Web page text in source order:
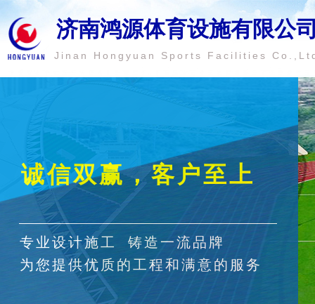
济南鸿源体育设施有限公
Jinan Hongyuan Sports Facilities
诚信双赢，客户至上
专业设计施工 铸造一流品牌
为您提供优质的工程和满意的服务